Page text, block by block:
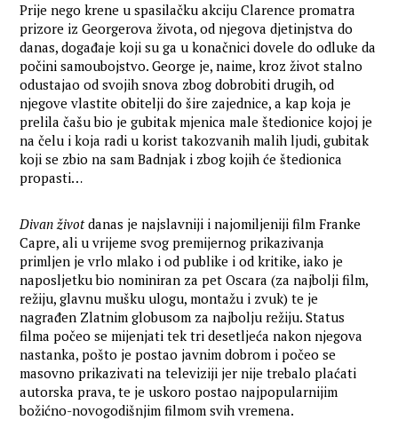
Prije nego krene u spasilačku akciju Clarence promatra
prizore iz Georgerova života, od njegova djetinjstva do
danas, događaje koji su ga u konačnici dovele do odluke da
počini samoubojstvo. George je, naime, kroz život stalno
odustajao od svojih snova zbog dobrobiti drugih, od
njegove vlastite obitelji do šire zajednice, a kap koja je
prelila čašu bio je gubitak mjenica male štedionice kojoj je
na čelu i koja radi u korist takozvanih malih ljudi, gubitak
koji se zbio na sam Badnjak i zbog kojih će štedionica
propasti…
Divan životdanas je najslavniji i najomiljeniji film Franke
Capre, ali u vrijeme svog premijernog prikazivanja
primljen je vrlo mlako i od publike i od kritike, iako je
naposljetku bio nominiran za pet Oscara (za najbolji film,
režiju, glavnu mušku ulogu, montažu i zvuk) te je
nagrađen Zlatnim globusom za najbolju režiju. Status
filma počeo se mijenjati tek tri desetljeća nakon njegova
nastanka, pošto je postao javnim dobrom i počeo se
masovno prikazivati na televiziji jer nije trebalo plaćati
autorska prava, te je uskoro postao najpopularnijim
božićno-novogodišnjim filmom svih vremena.